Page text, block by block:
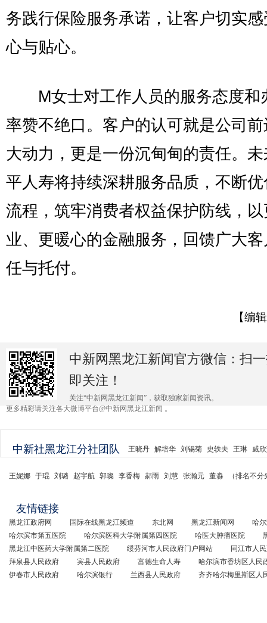
务践行保险服务承诺，让客户切实
心与贴心。
M女士对工作人员的服务态度和
率赞不绝口。客户的认可就是公司
大动力，更是一份沉甸甸的责任。
平人寿将持续深耕服务品质，不断
流程，筑牢消费者权益保护防线，
业、更暖心的金融服务，回馈广大
任与托付。
【编
中新网黑龙江新闻官方微信：扫
即关注！
关注“中新网黑龙江新闻”，获取独家新闻资讯。
更多精彩请关注各大微博平台@中新网黑龙江新闻 。
中新社黑龙江分社团队 王晓丹 解培华 刘锡菊 史轶夫 王琳 戚
王妮娜 于琨 刘璐 赵宇航 郭璨 李香梅 郝雨 刘慧 张瀚元 董淼 （排名不
友情链接
黑龙江政府网 国际在线黑龙江频道 东北网 黑龙江新闻网
哈
哈尔滨市第五医院
哈尔滨医科大学附属第四医院 哈医大肿瘤医院
黑龙江中医药大学附属第二医院
绥芬河市人民政府门户网站
同江市人
拜泉县人民政府
宾县人民政府 富德生命人寿
哈尔滨市香坊区人民
伊春市人民政府
哈尔滨银行 兰西县人民政府 齐齐哈尔梅里斯区人